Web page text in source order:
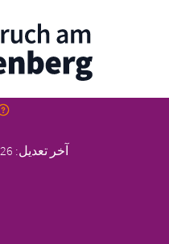
ArrenbergApp
آخر تعديل: 08.08.2026, 12:53 Uhr